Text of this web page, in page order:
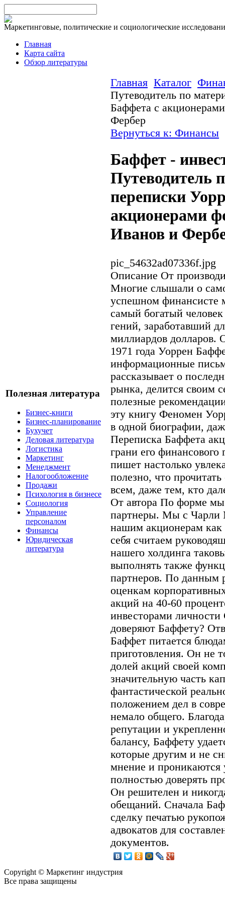
Маркетинговые, политические и социологические
Главная
Карта сайта
Обзор литературы
Полезная литература
Бизнес-книги
Бизнес-планирование
Бухучет
Деловая литература
Логистика
Маркетинг
Менеджмент
Налогообложение
Продажи
Психология в бизнесе
Социология
Управление
персоналом
Финансы
Юридическая
литература
Главная Каталог
Путеводитель по
Баффета с
Фербер
Вернуться к: Финансы
Баффет -
Путеводитель
переписки
акционерами
Иванов и
pic_54632ad07336f.jpg
Описание От
Многие слышали о
успешном финансисте
самый богатый
гений, заработавший
миллиардов долларов.
1971 года Уоррен
информационные
рассказывает о
рынка, делится своим
полезные
эту книгу Феномен
в одной биографии,
Переписка Баффета
грани его
пишет настолько
полезно, что
всем, даже тем, кто
От автора По форме
партнеры. Мы с Чарли
нашим акционерам как
себя считаем
нашего холдинга
выполнять также
партнеров. По данным
оценкам
акций на 40-60
инвесторами
доверяют Баффету?
Баффет питается
приготовления. Он не
долей акций своей
значительную часть
фантастической
положением дел в
немало общего.
репутации и
балансу, Баффету
которые другим и не
мнение и проникаются
полностью доверять
Он решителен и
обещаний. Сначала
сделку печатью
адвокатов для
документов.
Copyright © Маркетинг индустрия
Все права защищены